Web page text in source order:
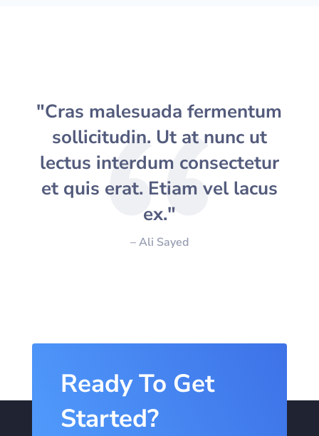
"Cras malesuada fermentum
sollicitudin. Ut at nunc ut
lectus interdum consectetur
et quis erat. Etiam vel lacus
ex."
– Ali Sayed
Ready To Get
Started?